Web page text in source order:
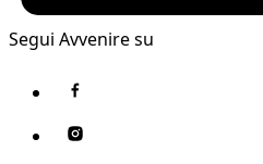
Segui Avvenire su